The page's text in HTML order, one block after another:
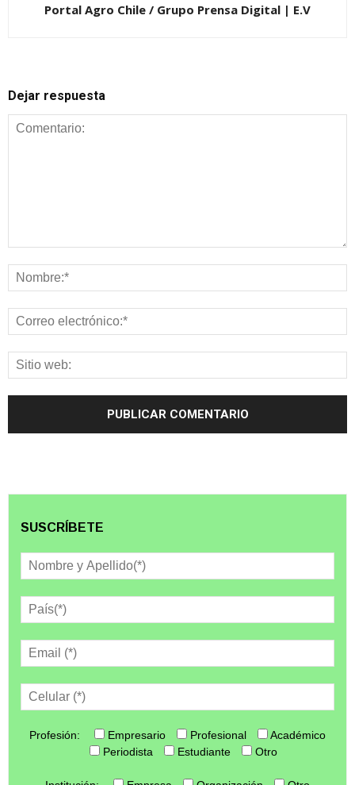
Portal Agro Chile / Grupo Prensa Digital | E.V
Dejar respuesta
SUSCRÍBETE
Profesión: Empresario Profesional
Académico
Periodista
Estudiante Otro